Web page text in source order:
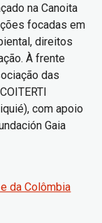
na Canoita
focadas em
direitos
À frente
das
com apoio
Gaia
da Colômbia